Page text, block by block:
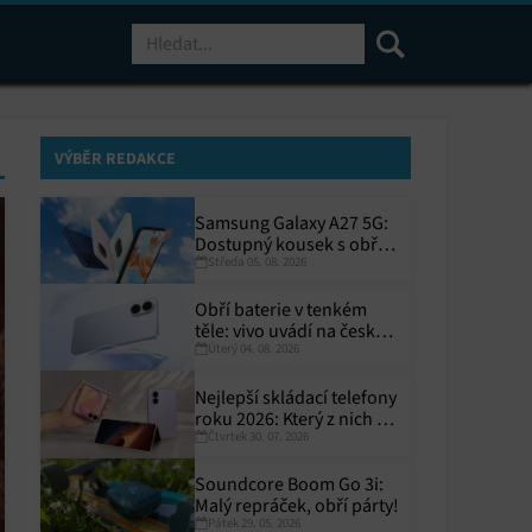
VÝBĚR REDAKCE
Samsung Galaxy A27 5G:
Dostupný kousek s obřím
displejem
Středa 05. 08. 2026
Obří baterie v tenkém
těle: vivo uvádí na český
trh V70 Lite 5G
Úterý 04. 08. 2026
Nejlepší skládací telefony
roku 2026: Který z nich si
zaslouží místo ve vaší
Čtvrtek 30. 07. 2026
Soundcore Boom Go 3i:
Malý repráček, obří párty!
Pátek 29. 05. 2026